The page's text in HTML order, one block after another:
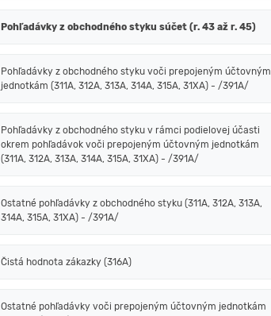
Pohľadávky z obchodného styku súčet (r. 43 až r. 45)
Pohľadávky z obchodného styku voči prepojeným účtovným
jednotkám (311A, 312A, 313A, 314A, 315A, 31XA) - /391A/
Pohľadávky z obchodného styku v rámci podielovej účasti
okrem pohľadávok voči prepojeným účtovným jednotkám
(311A, 312A, 313A, 314A, 315A, 31XA) - /391A/
Ostatné pohľadávky z obchodného styku (311A, 312A, 313A,
314A, 315A, 31XA) - /391A/
Čistá hodnota zákazky (316A)
Ostatné pohľadávky voči prepojeným účtovným jednotkám